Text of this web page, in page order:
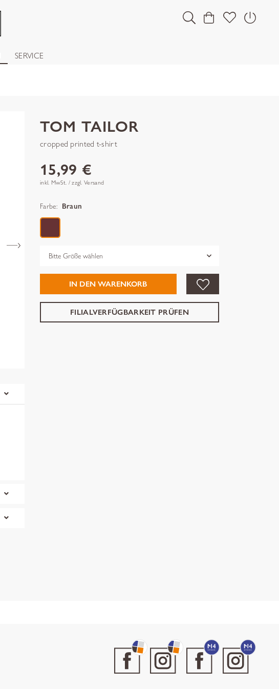
SERVICE
TOM TAILOR
cropped printed t-shirt
15,99 €
inkl. MwSt. / zzgl. Versand
Farbe: Braun
Grösse
IN DEN WARENKORB
FILIALVERFÜGBARKEIT PRÜFEN